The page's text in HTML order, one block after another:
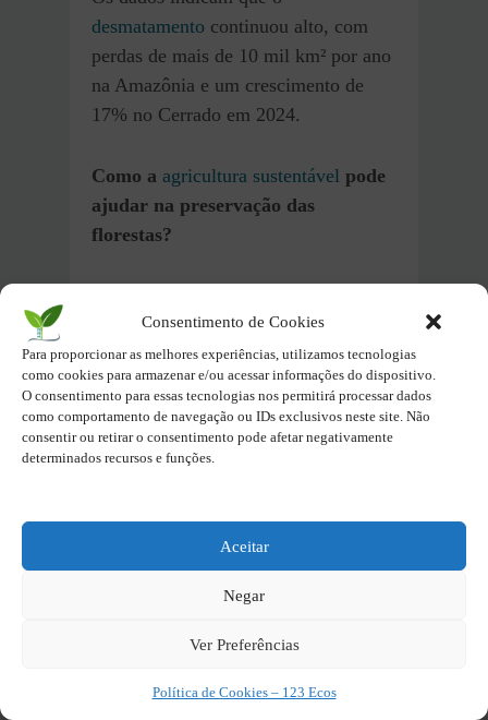
Consentimento de Cookies
Para proporcionar as melhores experiências, utilizamos tecnologias
como cookies para armazenar e/ou acessar informações do dispositivo.
O consentimento para essas tecnologias nos permitirá processar dados
como comportamento de navegação ou IDs exclusivos neste site. Não
consentir ou retirar o consentimento pode afetar negativamente
determinados recursos e funções.
Aceitar
Negar
Ver Preferências
Política de Cookies – 123 Ecos
desmatamento continuou alto, com
perdas de mais de 10 mil km² por ano
na Amazônia e um crescimento de
17% no Cerrado em 2024.
Como a agricultura sustentável pode
ajudar na preservação das
florestas?
técnicas que preservam o solo e
evitam a necessidade de novas áreas
de plantio, reduzindo o
desmatamento.
causas, números
Impactos
Litoral